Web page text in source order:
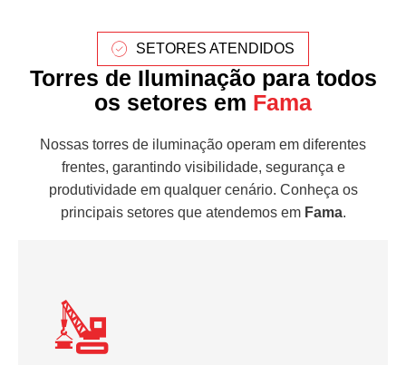
SETORES ATENDIDOS
Torres de Iluminação para todos
os setores em Fama
Nossas torres de iluminação operam em diferentes
frentes, garantindo visibilidade, segurança e
produtividade em qualquer cenário. Conheça os
principais setores que atendemos em Fama.